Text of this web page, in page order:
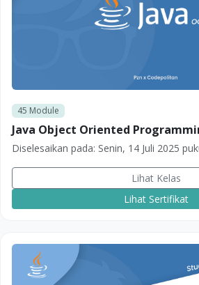
45 Module
Java Object Oriented
Diselesaikan pada: Senin, 14 Juli 2025
Lihat Kelas
Lihat Sertifikat